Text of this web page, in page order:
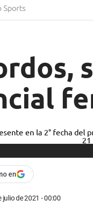
Sports
en
julio de 2021 - 00:00